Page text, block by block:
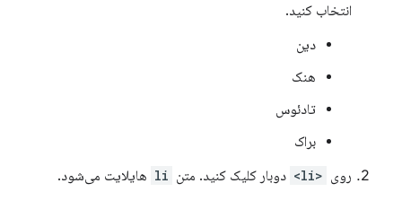
انتخاب کنید.
دین
هنک
تادئوس
براک
روی <li> دوبار کلیک کنید. متن li هایلایت می‌شود.